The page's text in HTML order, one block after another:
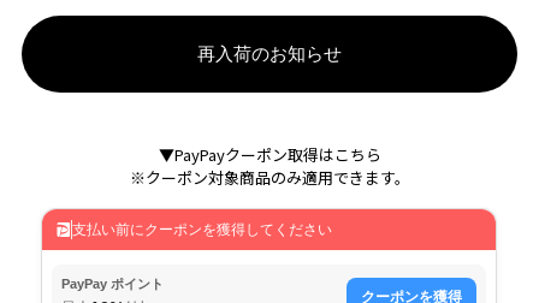
再入荷のお知らせ
▼PayPayクーポン取得はこちら
※クーポン対象商品のみ適用できます。